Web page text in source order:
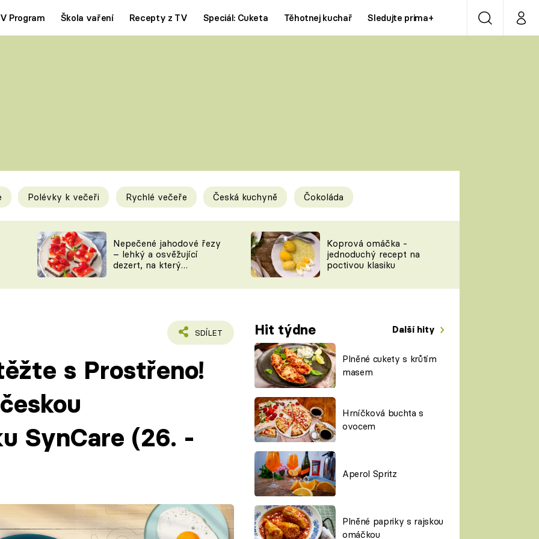
Program Škola vaření Recepty z TV Speciál: Cuketa Těhotnej kuchař Sledujte prima+ VyhledáváníMůj
Tipy a triky
KAM ZA JÍDLEM
VYCHYTÁVKY
Novinky
ŠÉFREDAKTORKY
ČASOPIS
Prima LAJK
Sledujte nás
Polévky k večeři Rychlé večeře Česká kuchyně Čokoláda
Nepečené jahodové řezy
– lehký a osvěžující
dezert, na který
Koprová omáčka -
jednoduchý recept na
poctivou klasiku
SDÍLET Hit týdne Další hity
Plněné cukety s krůtím
masem
Hrníčková buchta s
ovocem
Aperol Spritz
Plněné papriky s rajskou
omáčkou
s Prostřeno!
SynCare (26. -